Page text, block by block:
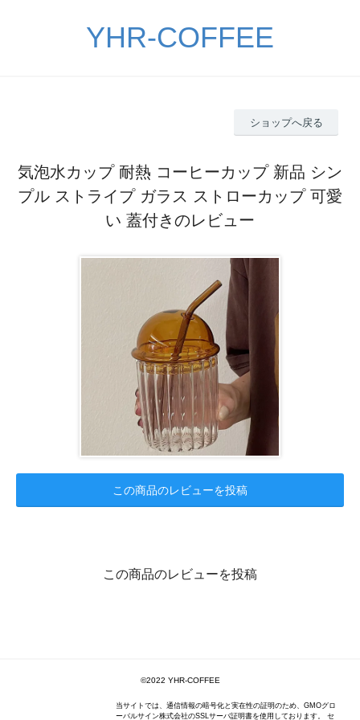
YHR-COFFEE
ショップへ戻る
気泡水カップ 耐熱 コーヒーカップ 新品 シン
プル ストライプ ガラス ストローカップ 可愛
い 蓋付きのレビュー
この商品のレビューを投稿
この商品のレビューを投稿
©️2022 YHR-COFFEE
当サイトでは、通信情報の暗号化と実在性の証明のため、GMOグロ
ーバルサイン株式会社のSSLサーバ証明書を使用しております。 セ